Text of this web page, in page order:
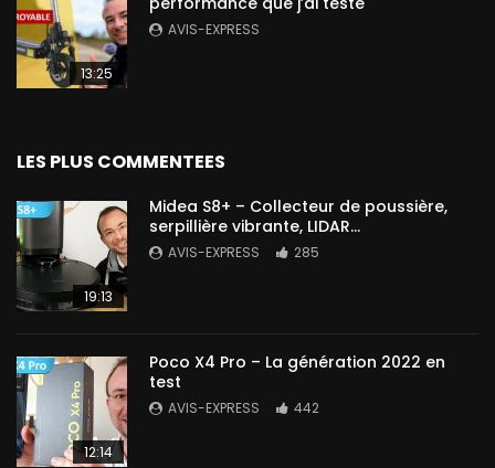
13:25
AVIS-EXPRESS
LES PLUS COMMENTEES
19:13
Midea S8+ – Collecteur de poussière,
serpillière vibrante, LIDAR…
AVIS-EXPRESS 285
12:14
Poco X4 Pro – La génération 2022 en
test
AVIS-EXPRESS 442